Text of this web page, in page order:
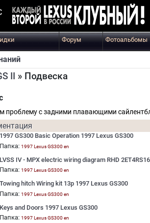
Форум Фотоальбомы
II » Подвеска
проблему с задними плавающими
1997 GS300 Basic Operation 1997 Lexus GS300
Папка: 1997 Lexus GS300 en
LVSS IV - MPX electric wiring diagram RHD
Папка: 1997 Lexus GS300 en
Towing hitch Wiring kit 13p 1997 Lexus GS300
Папка: 1997 Lexus GS300 en
Keys and Doors 1997 Lexus GS300
Папка: 1997 Lexus GS300 en